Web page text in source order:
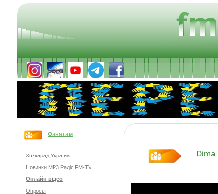
Фанатам
Хіт-парад Україна
Новинки MP3 Радіо FM-TV
Онлайн відео
Опросы
Dima